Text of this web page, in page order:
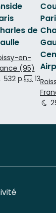
de
en-
(95)
532 p.
131 p.